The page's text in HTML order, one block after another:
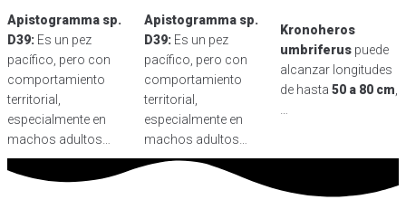
Apistogramma sp.
D39: Es un pez
pacífico, pero con
comportamiento
territorial,
especialmente en
machos adultos…
Apistogramma sp.
D39: Es un pez
pacífico, pero con
comportamiento
territorial,
especialmente en
machos adultos…
Kronoheros
umbriferus puede
alcanzar longitudes
de hasta50 a 80 cm